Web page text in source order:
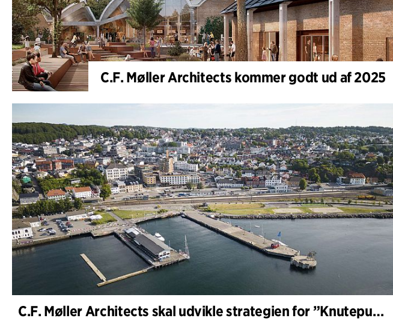
C.F. Møller Architects kommer godt ud af 2025
C.F. Møller Architects skal udvikle strategien for ”Knutepunkt Larvik og indre havn”